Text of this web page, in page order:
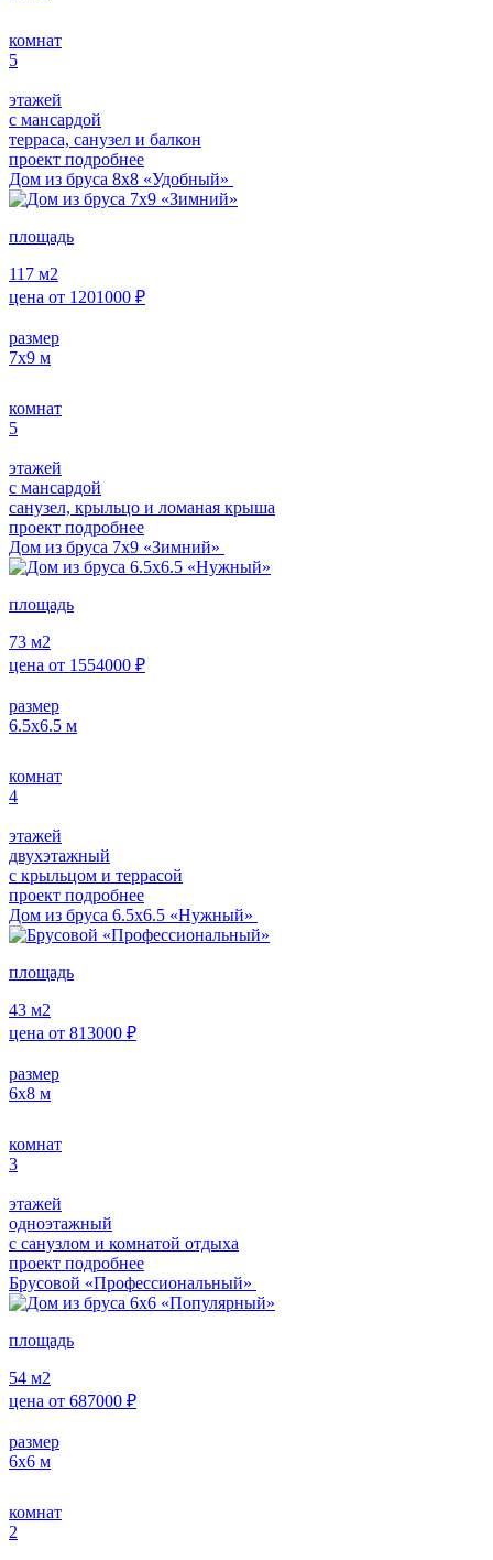
комнат
5
этажей
с мансардой
терраса, санузел и балкон
проект подробнее
Дом из бруса 8х8 «Удобный»
площадь
117 м2
цена от 1201000 ₽
размер
7х9 м
комнат
5
этажей
с мансардой
санузел, крыльцо и ломаная крыша
проект подробнее
Дом из бруса 7х9 «Зимний»
площадь
73 м2
цена от 1554000 ₽
размер
6.5х6.5 м
комнат
4
этажей
двухэтажный
с крыльцом и террасой
проект подробнее
Дом из бруса 6.5х6.5 «Нужный»
площадь
43 м2
цена от 813000 ₽
размер
6х8 м
комнат
3
этажей
одноэтажный
с санузлом и комнатой отдыха
проект подробнее
Брусовой «Профессиональный»
площадь
54 м2
цена от 687000 ₽
размер
6х6 м
комнат
2